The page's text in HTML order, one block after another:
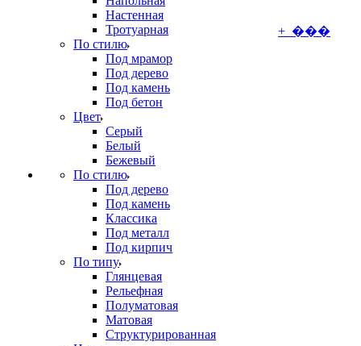
Настенная
Тротуарная
По стилю
Под мрамор
Под дерево
Под камень
Под бетон
Цвет
Серый
Белый
Бежевый
По стилю
Под дерево
Под камень
Классика
Под металл
Под кирпич
По типу
Глянцевая
Рельефная
Полуматовая
Матовая
Структурированная
+ ���